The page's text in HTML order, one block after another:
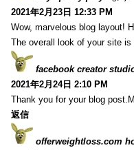
2021年2月23日 12:33 PM
Wow, marvelous blog layout!
The overall look of your site
facebook creator
2021年2月24日 2:10 PM
Thank you for your blog
返信
offerweightloss.com